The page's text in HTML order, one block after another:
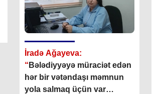
İradə Ağayeva:
“ Bələdiyyəyə müraciət edən
hər bir vətəndaşı məmnun
yola salmaq üçün var